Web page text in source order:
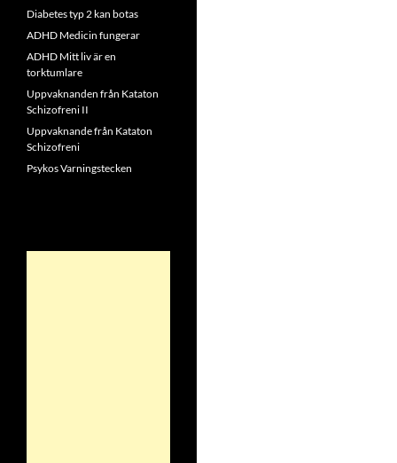
Diabetes typ 2 kan botas
ADHD Medicin fungerar
ADHD Mitt liv är en
torktumlare
Uppvaknanden från Kataton
Schizofreni II
Uppvaknande från Kataton
Schizofreni
Psykos Varningstecken